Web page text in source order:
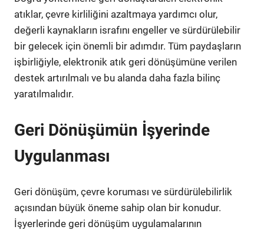
atıklar, çevre kirliliğini azaltmaya yardımcı olur,
değerli kaynakların israfını engeller ve sürdürülebilir
bir gelecek için önemli bir adımdır. Tüm paydaşların
işbirliğiyle, elektronik atık geri dönüşümüne verilen
destek artırılmalı ve bu alanda daha fazla bilinç
yaratılmalıdır.
Geri Dönüşümün İşyerinde
Uygulanması
Geri dönüşüm, çevre koruması ve sürdürülebilirlik
açısından büyük öneme sahip olan bir konudur.
İşyerlerinde geri dönüşüm uygulamalarının